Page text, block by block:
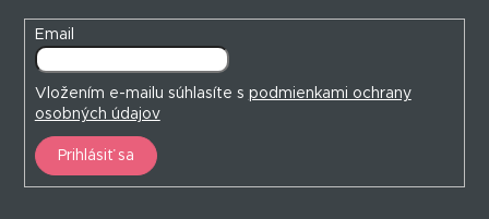
Email
Vložením e-mailu súhlasíte s podmienkami ochrany
osobných údajov
Prihlásiť sa